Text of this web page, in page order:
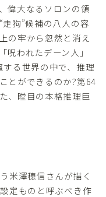
偉大なるソロンの領
狗”候補の八人の容
の牢から忽然と消え
われたデーン人」
る世界の中で、推理
とができるのか?第64
、瞠目の本格推理巨
米澤穂信さんが描く
定ものと呼ぶべき作